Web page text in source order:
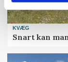
KVÆG
Snart kan